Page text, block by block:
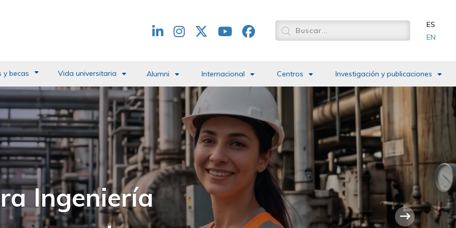
Redes
ES
EN
y becas Vida universitaria Alumni Internacional Centros Investigación y publicaciones
Campus de la